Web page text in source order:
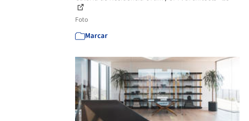
Foto
Marcar